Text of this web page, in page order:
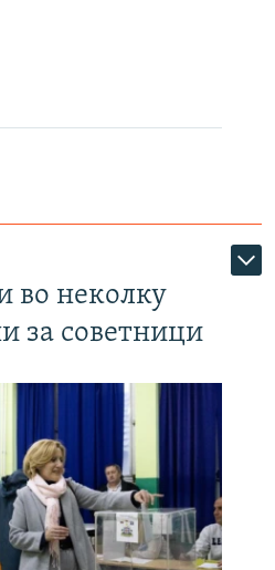
во неколку
за советници